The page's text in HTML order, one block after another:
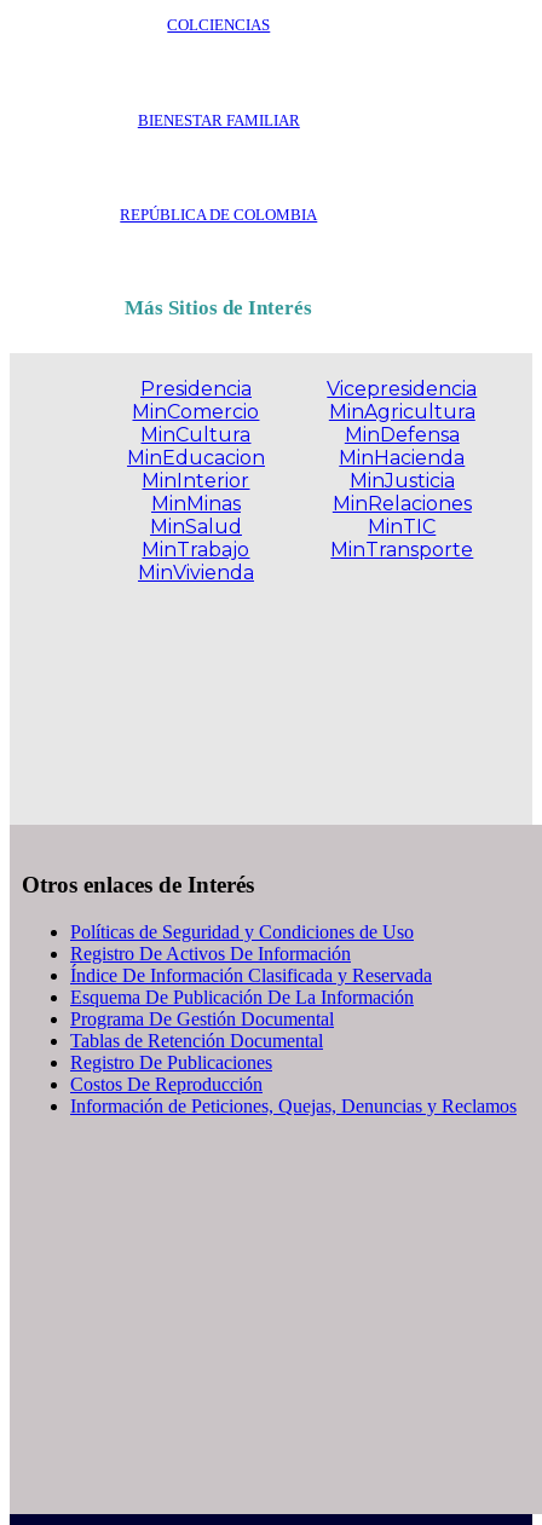
COLCIENCIAS
BIENESTAR FAMILIAR
REPÚBLICA DE COLOMBIA
Más Sitios de Interés
Presidencia
MinComercio
MinCultura
MinEducacion
MinInterior
MinMinas
MinSalud
MinTrabajo
MinVivienda
Vicepresidencia
MinAgricultura
MinDefensa
MinHacienda
MinJusticia
MinRelaciones
MinTIC
MinTransporte
Otros enlaces de Interés
Políticas de Seguridad y Condiciones de Uso
Registro De Activos De Información
Índice De Información Clasificada y Reservada
Esquema De Publicación De La Información
Programa De Gestión Documental
Tablas de Retención Documental
Registro De Publicaciones
Costos De Reproducción
Información de Peticiones, Quejas, Denuncias y Reclamos